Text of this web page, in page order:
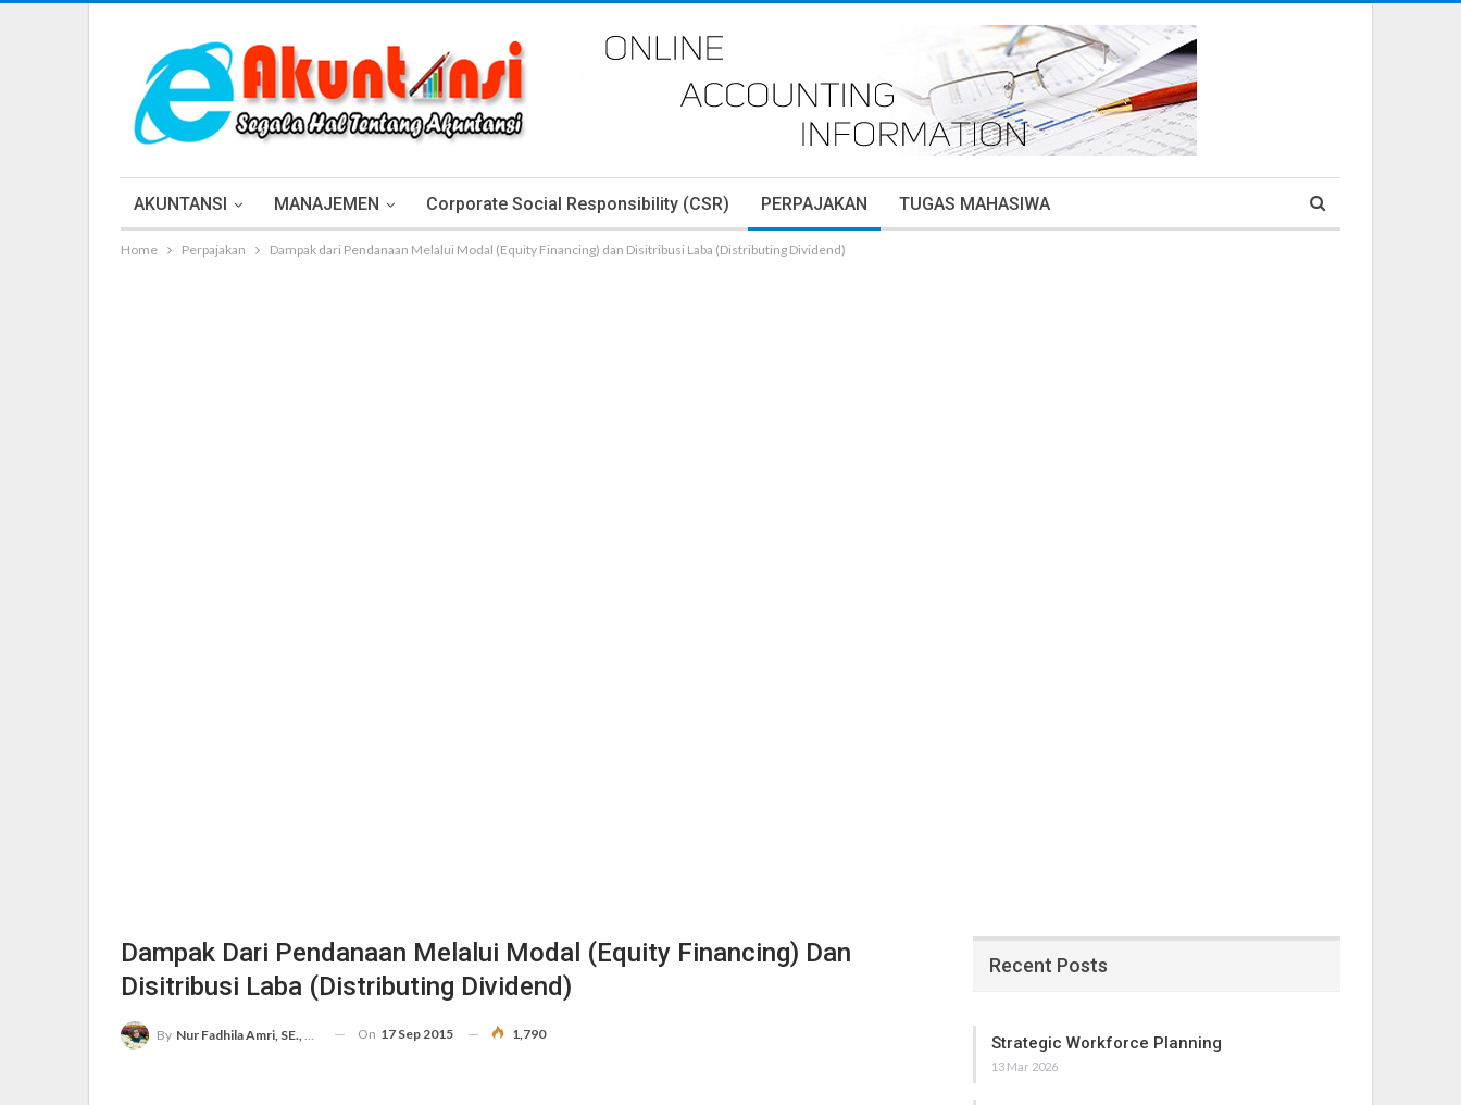
AKUNTANSI MANAJEMEN Corporate Social Responsibility (CSR) PERPAJAKAN TUGAS MAHASIWA
Home Perpajakan Dampak dari Pendanaan Melalui Modal (Equity Financing) dan Disitribusi Laba (Distributing Dividend)
Dampak Dari Pendanaan Melalui Modal (Equity Financing) Dan
Disitribusi Laba (Distributing Dividend)
By Nur Fadhila Amri, SE., Ak., M.Si On 17 Sep 2015 1,790
Recent Posts
Strategic Workforce Planning
13 Mar 2026